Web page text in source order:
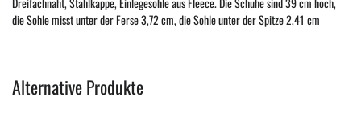
die Sohle misst unter der Ferse 3,72 cm, die Sohle unter der Spitze 2,41 cm
Alternative Produkte